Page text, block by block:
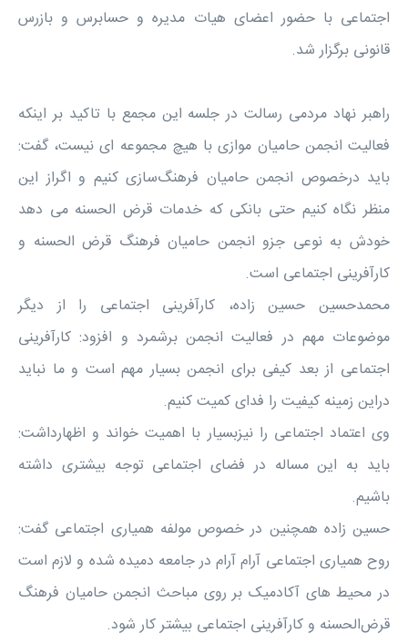
اجتماعی با حضور اعضای هیات مدیره و حسابرس و بازرس
قانونی برگزار شد.
راهبر نهاد مردمی رسالت در جلسه این مجمع با تاکید بر اینکه
فعالیت انجمن حامیان موازی با هیچ مجموعه ای نیست، گفت:
باید درخصوص انجمن حامیان فرهنگ‌سازی کنیم و اگراز این
منظر نگاه کنیم حتی بانکی که خدمات قرض الحسنه می دهد
خودش به نوعی جزو انجمن حامیان فرهنگ قرض الحسنه و
کارآفرینی اجتماعی است.
محمدحسین حسین زاده، کارآفرینی اجتماعی را از دیگر
موضوعات مهم در فعالیت انجمن برشمرد و افزود: کارآفرینی
اجتماعی از بعد کیفی برای انجمن بسیار مهم است و ما نباید
دراین زمینه کیفیت را فدای کمیت کنیم.
وی اعتماد اجتماعی را نیزبسیار با اهمیت خواند و اظهارداشت:
باید به این مساله در فضای اجتماعی توجه بیشتری داشته
باشیم.
حسین زاده همچنین در خصوص مولفه همیاری اجتماعی گفت:
روح همیاری اجتماعی آرام آرام در جامعه دمیده شده و لازم است
در محیط های آکادمیک بر روی مباحث انجمن حامیان فرهنگ
قرض‌الحسنه و کارآفرینی اجتماعی بیشتر کار شود.